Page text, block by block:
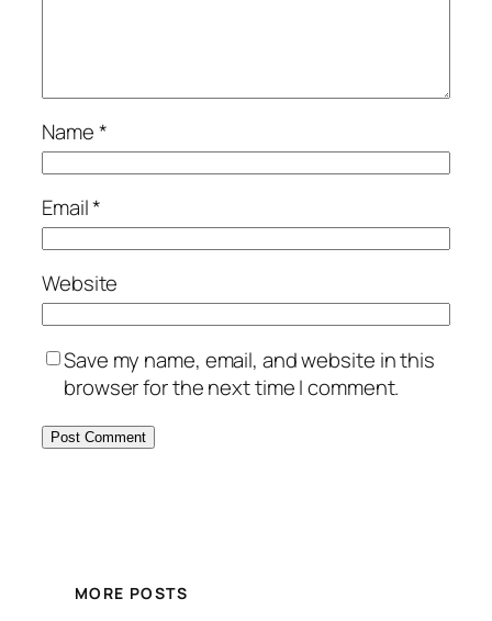
Name*
Email*
Website
Save my name, email, and website in this
browser for the next time I comment.
MORE POSTS